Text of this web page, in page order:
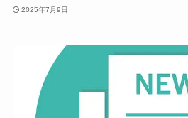
2025年7月9日